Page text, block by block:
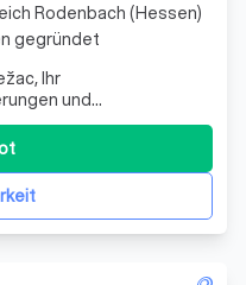
Ihr
und
Expertise mache ich
Kontaktieren Sie
Rodenbach (Hessen)
gegründet